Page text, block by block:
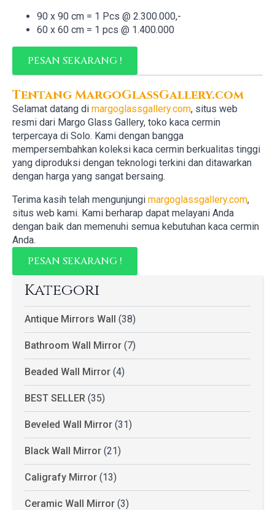
Kategori
Antique Mirrors Wall (38)
Bathroom Wall Mirror (7)
Beaded Wall Mirror (4)
BEST SELLER (35)
Beveled Wall Mirror (31)
Black Wall Mirror (21)
Caligrafy Mirror (13)
Ceramic Wall Mirror (3)
90 x 90 cm = 1 Pcs @ 2.300.000,-
60 x 60 cm = 1 pcs @ 1.400.000
PESAN SEKARANG !
Tentang MargoGlassGallery.com
Selamat datang di margoglassgallery.com, situs web
resmi dari Margo Glass Gallery, toko kaca cermin
terpercaya di Solo. Kami dengan bangga
mempersembahkan koleksi kaca cermin berkualitas tinggi
yang diproduksi dengan teknologi terkini dan ditawarkan
dengan harga yang sangat bersaing.
Terima kasih telah mengunjungi margoglassgallery.com,
situs web kami. Kami berharap dapat melayani Anda
dengan baik dan memenuhi semua kebutuhan kaca cermin
Anda.
PESAN SEKARANG !